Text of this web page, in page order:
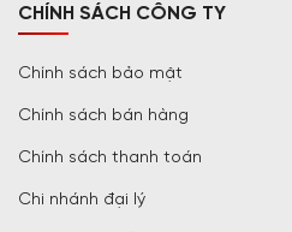
CHÍNH SÁCH CÔNG TY
Chính sách bảo mật
Chính sách bán hàng
Chính sách thanh toán
Chi nhánh đại lý